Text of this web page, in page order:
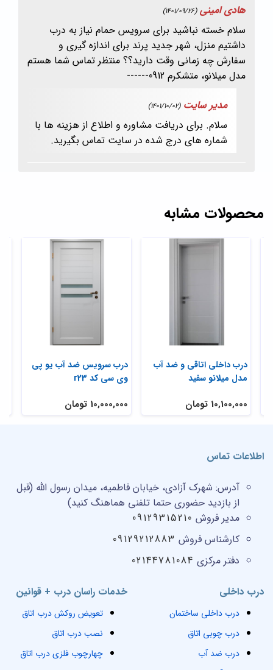
هادی امینی (1401/09/26)
سلام خسته نباشید برای سرویس حمام نیاز به درب
داشتیم منزل، شهر جدید پرند برای اندازه گیری و
سفارش چه زمانی وقت دارید؟؟ منتظر تماس شما هستم
مدل میلانو، متشکرم 0912------
مدیر سایت (1401/10/02)
سلام. برای دریافت مشاوره و اطلاع از هزینه ها با
شماره های درج شده در سایت تماس بگیرید.
محصولات مشابه
درب سرویس ضد آب یو پی
وی سی کد r23
10,000,000 تومان
درب داخلی اتاقی و ضد آب
مدل میلانو سفید
10,100,000 تومان
خدمات راسان درب + قوانین
تعویض روکش درب اتاق
نصب درب اتاق
چهارچوب فلزی درب اتاق
درب داخلی
درب داخلی ساختمان
درب چوبی اتاق
درب ضد آب
اطلاعات تماس
آدرس: شهرک آزادی، خیابان فاطمیه، میدان رسول الله (قبل
از بازدید حضوری حتما تلفنی هماهنگ کنید)
مدیر فروش 09129315210
کارشناس فروش 09129212883
دفتر مرکزی 02144781084